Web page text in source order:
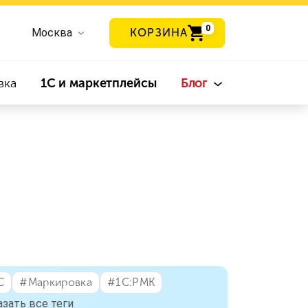
Москва КОРЗИНА 0
1С и маркетплейсы Блог
#⁣Маркировка
#⁣1С:РМК
все теги